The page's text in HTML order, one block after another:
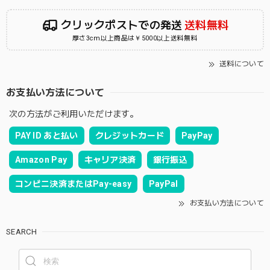
クリックポストでの発送 送料無料
厚さ3cm以上商品は￥5000以上送料無料
送料について
お支払い方法について
次の方法がご利用いただけます。
PAY ID あと払い クレジットカード PayPay
Amazon Pay キャリア決済 銀行振込
コンビニ決済またはPay-easy PayPal
お支払い方法について
SEARCH